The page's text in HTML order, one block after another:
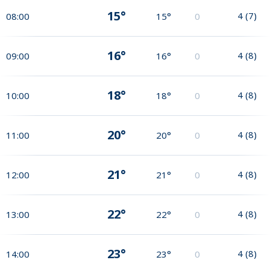
08:00 15° 15° 0 4 (7)
09:00 16° 16° 0 4 (8)
10:00 18° 18° 0 4 (8)
11:00 20° 20° 0 4 (8)
12:00 21° 21° 0 4 (8)
13:00 22° 22° 0 4 (8)
14:00 23° 23° 0 4 (8)